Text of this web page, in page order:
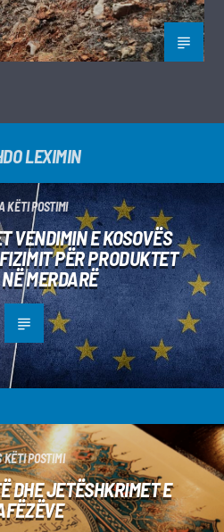
LEXIMIN
KËTI POSTIMI
VENDIMIN E KOSOVËS
PËR PRODUKTET
MERDARË
KËTI POSTIMI
DHE JETËSHKRIMET E